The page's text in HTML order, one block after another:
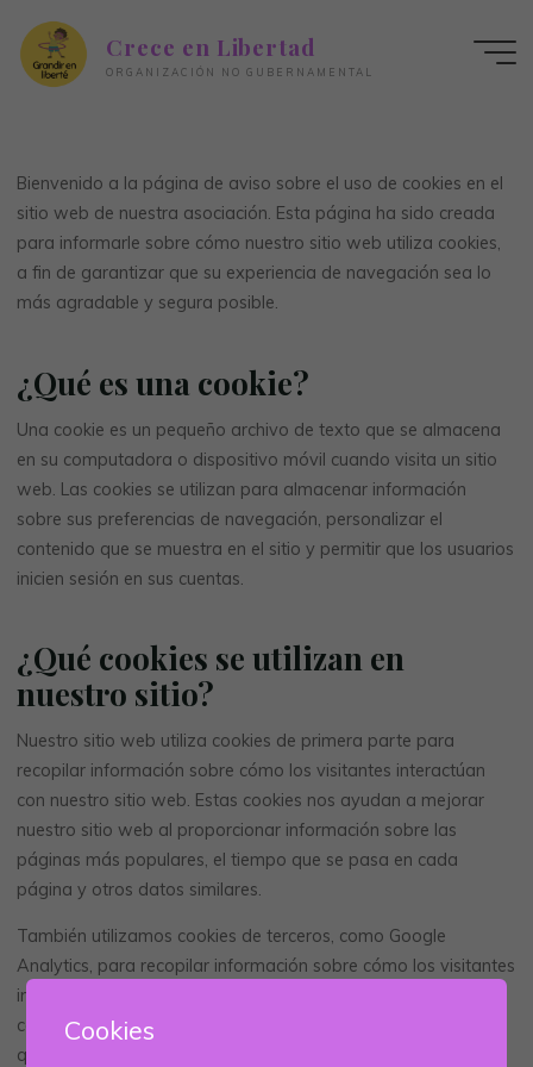
Crece en Libertad
ORGANIZACIÓN NO GUBERNAMENTAL
Bienvenido a la página de aviso sobre el uso de cookies en el
sitio web de nuestra asociación. Esta página ha sido creada
para informarle sobre cómo nuestro sitio web utiliza cookies,
a fin de garantizar que su experiencia de navegación sea lo
más agradable y segura posible.
¿Qué es una cookie?
Una cookie es un pequeño archivo de texto que se almacena
en su computadora o dispositivo móvil cuando visita un sitio
web. Las cookies se utilizan para almacenar información
sobre sus preferencias de navegación, personalizar el
contenido que se muestra en el sitio y permitir que los usuarios
inicien sesión en sus cuentas.
¿Qué cookies se utilizan en
nuestro sitio?
Nuestro sitio web utiliza cookies de primera parte para
recopilar información sobre cómo los visitantes interactúan
con nuestro sitio web. Estas cookies nos ayudan a mejorar
nuestro sitio web al proporcionar información sobre las
páginas más populares, el tiempo que se pasa en cada
página y otros datos similares.
También utilizamos cookies de terceros, como Google
Analytics, para recopilar información sobre cómo los visitantes
interactúan con nuestro sitio. Estas cookies nos ayudan a
comprender mejor cómo los visitantes utilizan nuestro sitio, lo
que nos permite mejorarlo en consecuencia.
Cookies